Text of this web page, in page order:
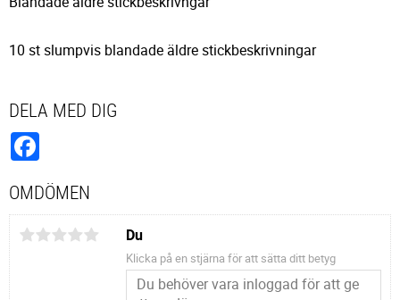
10 st slumpvis blandade äldre stickbeskrivningar
DELA MED DIG
OMDÖMEN
Du
Klicka på en stjärna för att sätta ditt betyg